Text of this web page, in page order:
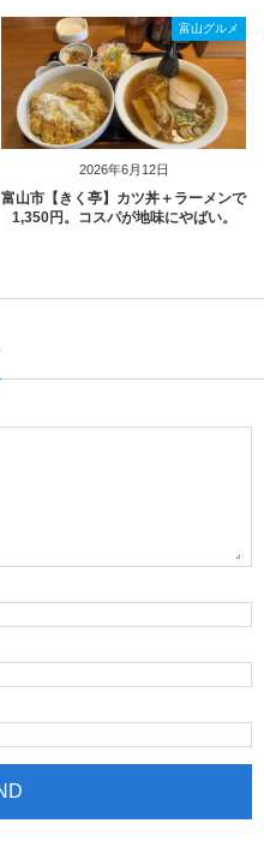
2026年6月12日
富山グルメ
富山市【きく亭】カツ丼＋ラーメンで
1,350円。コスパが地味にやばい。